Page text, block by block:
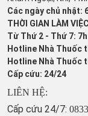
Các ngày chủ nhật:
THỜI GIAN LÀM
Từ Thứ 2 - Thứ 7:
Hotline Nhà Thuốc
Hotline Nhà Thuốc
Cấp cứu: 24/24
LIÊN HỆ:
Cấp cứu 24/7: